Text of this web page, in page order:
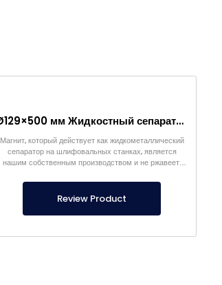
Ø129×500 мм Жидкостный сепаратор – Магнит для отделения стружки из шлифовальной жидкости
Магнит, который действует как жидкометаллический
сепаратор на шлифовальных станках, является
нашим собственным производством и не ржавеет.
сепараторов.
Review Product